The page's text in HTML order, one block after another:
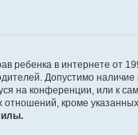
ребенка в интернете
Допустимо
на конференции, или к
кроме